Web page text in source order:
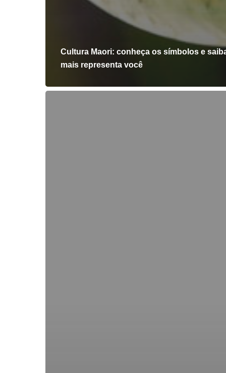
Cultura Maori: conheça os símbolos e
mais representa você